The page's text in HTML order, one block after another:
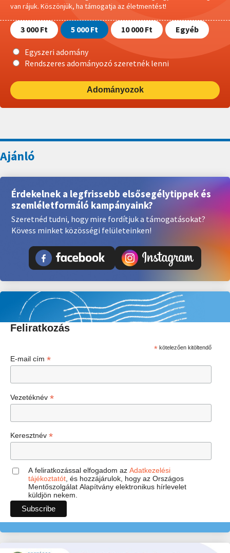
van rájuk. Köszönjük, ha támogatja az életmentést!
3 000 Ft 5 000 Ft 10 000 Ft Egyéb
Egyszeri adomány
Rendszeres adományozó szeretnék lenni
Adományozok
Érdekelnek a legfrissebb elsősegélytippek és
szemléletformáló kampányaink?
Szeretnéd tudni, hogy mire fordítjuk a támogatásokat?
Kövess minket közösségi felületeinken!
Feliratkozás
*kötelezően kitöltendő
E-mail cím *
Vezetéknév *
Keresztnév *
A feliratkozással elfogadom az Adatkezelési
tájékoztatót , és hozzájárulok, hogy az Országos
Mentőszolgálat Alapítvány elektronikus hírlevelet
küldjön nekem.